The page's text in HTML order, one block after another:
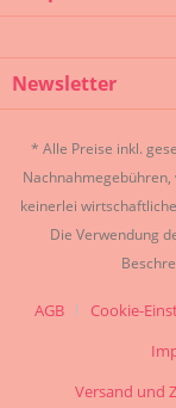
Newsletter
* Alle Preise inkl.
keinerlei
Die Verwendung
AGB Cookie-
Versand und